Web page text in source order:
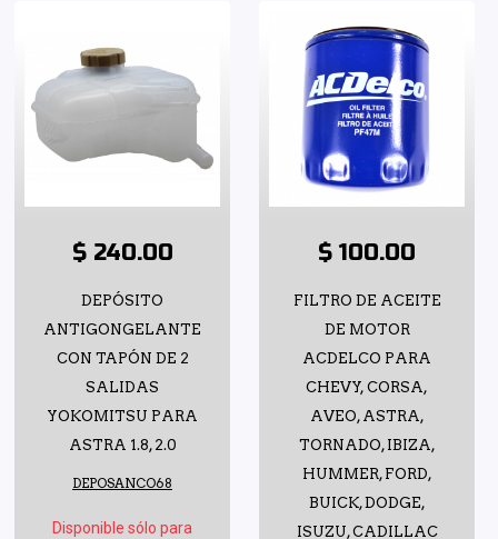
$ 240.00
DEPÓSITO
ANTIGONGELANTE
CON TAPÓN DE 2
SALIDAS
YOKOMITSU PARA
ASTRA 1.8, 2.0
DEPOSANCO68
Disponible sólo para
$ 100.00
FILTRO DE ACEITE
DE MOTOR
ACDELCO PARA
CHEVY, CORSA,
AVEO, ASTRA,
TORNADO, IBIZA,
HUMMER, FORD,
BUICK, DODGE,
ISUZU, CADILLAC